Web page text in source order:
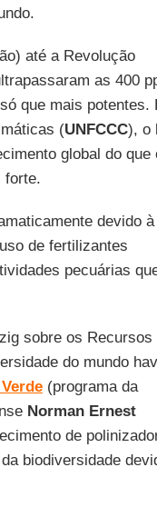
até a Revolução
as 400
que mais potentes.
(UNFCCC), o
global do que
forte.
devido à
de fertilizantes
pecuárias
sobre os Recursos
do mundo
(programa da
Norman Ernest
de
biodiversidade